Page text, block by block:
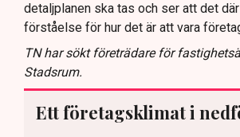
detaljplanen ska tas och ser att det där
förståelse för hur det är att vara
TN har sökt företrädare för
Stadsrum.
Ett företagsklimat i